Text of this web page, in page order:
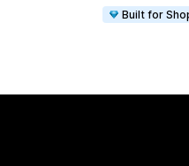
Built for